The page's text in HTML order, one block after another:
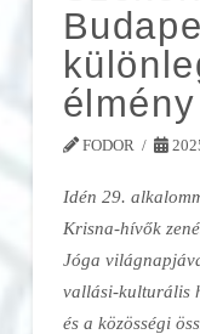
FODOR
Idén 29.
Krisna-hívők
Jóga
vallási-kulturális
és a közösségi